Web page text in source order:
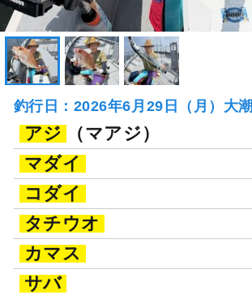
釣行日：2026年6月29日（月）大潮
アジ
（マアジ）
マダイ
コダイ
タチウオ
カマス
サバ